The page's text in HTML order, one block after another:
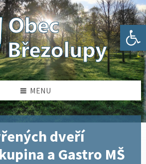
Open toolbar
MENU
dveří
a Gastro MŠ